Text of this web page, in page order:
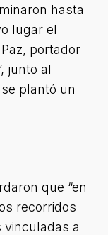
hasta
lugar el
portador
junto al
plantó un
que “en
recorridos
vinculadas a